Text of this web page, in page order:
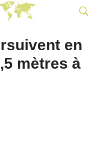
en
mètres à